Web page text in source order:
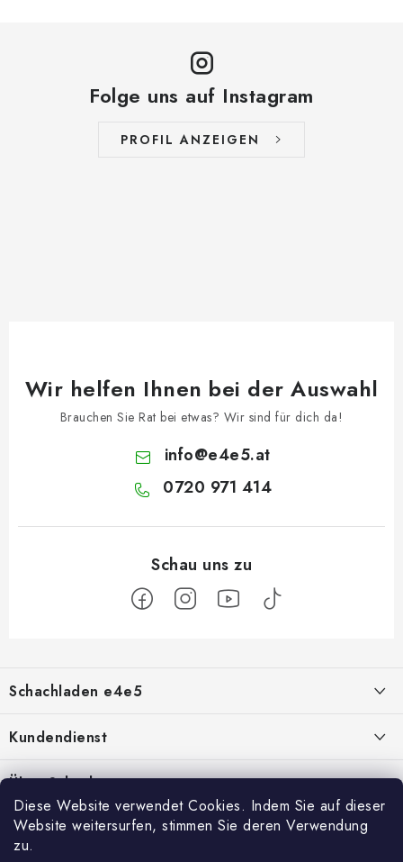
Diese Website verwendet Cookies. Indem Sie auf dieser
Website weitersurfen, stimmen Sie deren Verwendung
zu.
Folge uns auf Instagram
PROFIL ANZEIGEN
Wir helfen Ihnen bei der Auswahl
Brauchen Sie Rat bei etwas? Wir sind für dich da!
info@e4e5.at
0720 971 414
ß
z
e
i
Schachladen e4e5
Kontakt
Schachshop-Partner
Kundendienst
Geschäftsbedingungen
Hilfe bei Reklamationen
Über Schach
Schachmagazine
Facebook